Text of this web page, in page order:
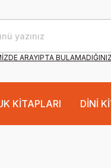
ARAYIPTA
KİTAPLARI DİNİ